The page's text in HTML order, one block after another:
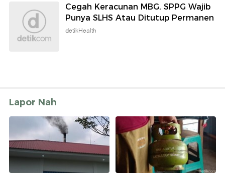
Cegah Keracunan MBG, SPPG Wajib
Punya SLHS Atau Ditutup Permanen
detikHealth
Lapor Nah